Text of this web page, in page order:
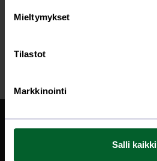
Mieltymykset
Tilastot
Markkinointi
Salli kaikki
haasteista huolimatta